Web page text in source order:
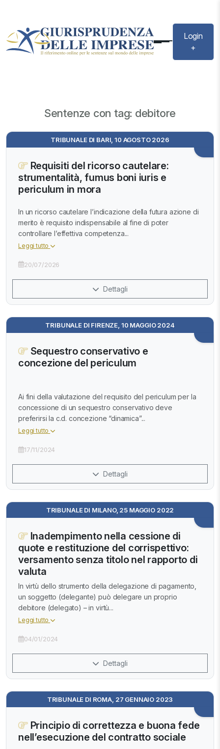
Login
+
Sentenze con tag: debitore
TRIBUNALE DI BARI, 10 AGOSTO 2026
Requisiti del ricorso cautelare:
strumentalità, fumus boni iuris e
periculum in mora
In un ricorso cautelare l’indicazione della futura azione di
merito è requisito indispensabile al fine di poter
controllare l’effettiva competenza...
Leggi tutto
20/07/2026
Dettagli
TRIBUNALE DI FIRENZE, 10 MAGGIO 2024
Sequestro conservativo e
concezione del periculum
Ai fini della valutazione del requisito del periculum per la
concessione di un sequestro conservativo deve
preferirsi la c.d. concezione “dinamica”...
Leggi tutto
17/11/2024
Dettagli
TRIBUNALE DI MILANO, 25 MAGGIO 2022
Inadempimento nella cessione di
quote e restituzione del corrispettivo:
versamento senza titolo nel rapporto di
valuta
In virtù dello strumento della delegazione di pagamento,
un soggetto (delegante) può delegare un proprio
debitore (delegato) – in virtù...
Leggi tutto
04/01/2024
Dettagli
TRIBUNALE DI ROMA, 27 GENNAIO 2023
Principio di correttezza e buona fede
nell’esecuzione del contratto sociale